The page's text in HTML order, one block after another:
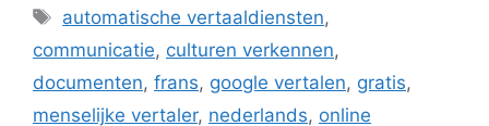
Tags
automatische vertaaldiensten,
communicatie, culturen verkennen,
documenten, frans, google vertalen, gratis,
menselijke vertaler, nederlands, online